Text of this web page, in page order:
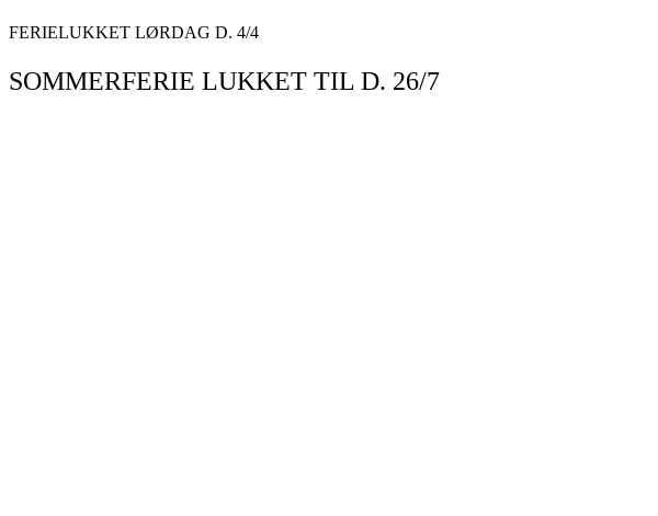
Videre
indhold
FERIELUKKET LØRDAG D. 4/4
SOMMERFERIE LUKKET TIL D. 26/7